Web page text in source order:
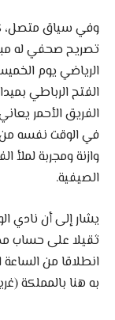
وفي سياق متصل،
تصريح صحفي له
الرياضي يوم الخميس
الفتح الرباطي
الفريق الأحمر
في الوقت نفسه من
وازنة ومجربة لملأ
الصيفية.
يشار إلى أن نادي
ثقيلا على حساب
انطلاقا من الساعة
به هنا بالمملكة